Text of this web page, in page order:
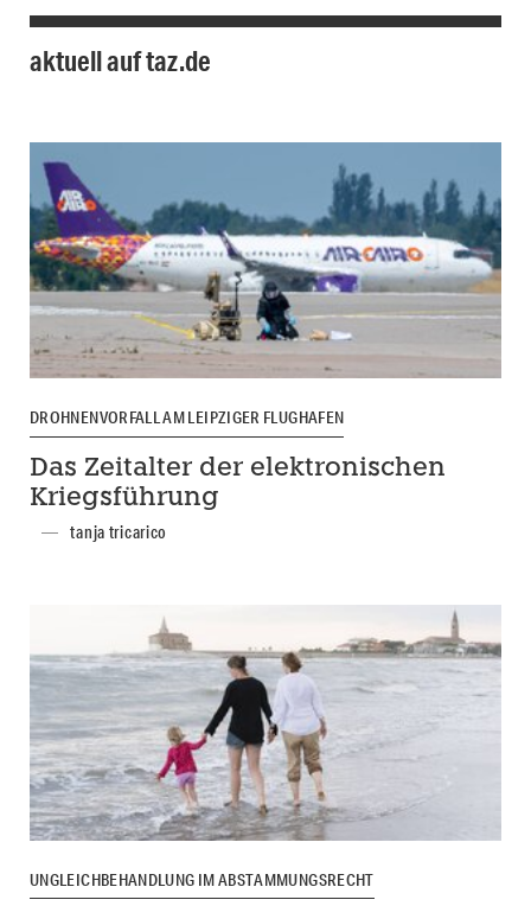
aktuell auf taz.de
DROHNENVORFALL AM LEIPZIGER FLUGHAFEN
Das Zeitalter der elektronischen
Kriegsführung
tanja tricarico
UNGLEICHBEHANDLUNG IM ABSTAMMUNGSRECHT